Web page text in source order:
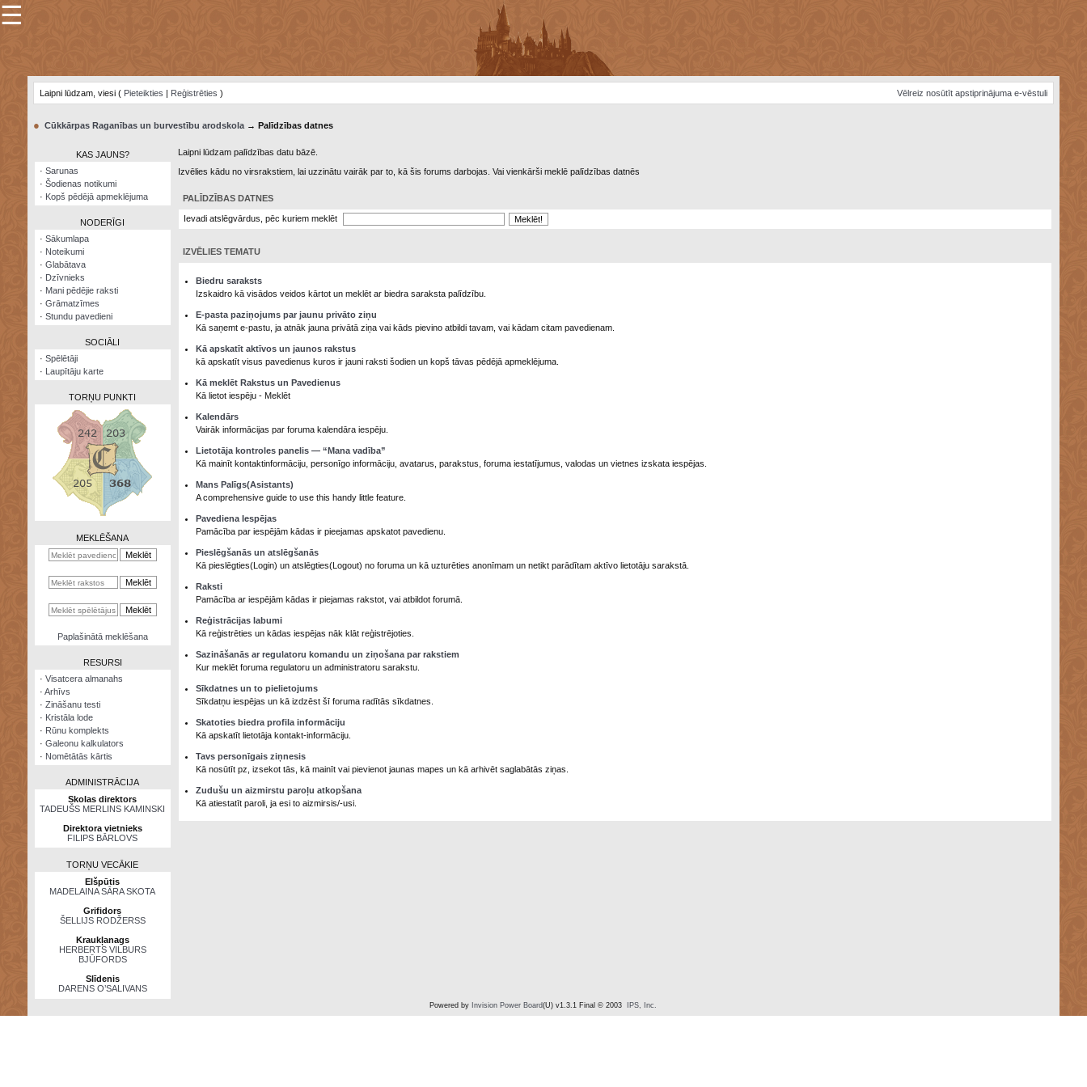
×
Šodienas
Visatcera
almanahs
kalkulators
☰
Laipni lūdzam, viesi ( Pieteikties | Reģistrēties ) Vēlreiz nosūtīt apstiprinājuma e-vēstuli
● Cūkkārpas Raganības un burvestību arodskola→ Palīdzības datnes
KAS JAUNS?
· Sarunas
· Šodienas notikumi
· Kopš pēdējā apmeklējuma
NODERĪGI
· Sākumlapa
· Noteikumi
· Glabātava
· Dzīvnieks
· Mani pēdējie raksti
· Grāmatzīmes
· Stundu pavedieni
SOCIĀLI
· Spēlētāji
· Laupītāju karte
TORŅU PUNKTI
MEKLĒŠANA
Paplašinātā meklēšana
RESURSI
· Visatcera almanahs
· Arhīvs
· Zināšanu testi
· Kristāla lode
· Rūnu komplekts
· Galeonu kalkulators
· Nomētātās kārtis
ADMINISTRĀCIJA
Skolas direktors
TADEUŠS MERLINS KAMINSKI
Direktora vietnieks
FILIPS BĀRLOVS
TORŅU VECĀKIE
Elšpūtis
MADELAINA SĀRA SKOTA
Grifidors
ŠELLIJS RODŽERSS
Kraukļanags
HERBERTS VILBURS
BJŪFORDS
Slīdenis
DARENS O’SALIVANS
Laipni lūdzam palīdzības datu bāzē.
Izvēlies kādu no virsrakstiem, lai uzzinātu vairāk par to, kā šis forums darbojas. Vai vienkārši meklē palīdzības datnēs
PALĪDZĪBAS DATNES
Ievadi atslēgvārdus, pēc kuriem meklēt
IZVĒLIES TEMATU
Biedru saraksts
Izskaidro kā visādos veidos kārtot un meklēt ar biedra saraksta palīdzību.
E-pasta paziņojums par jaunu privāto ziņu
Kā saņemt e-pastu, ja atnāk jauna privātā ziņa vai kāds pievino atbildi tavam, vai kādam citam pavedienam.
Kā apskatīt aktīvos un jaunos rakstus
kā apskatīt visus pavedienus kuros ir jauni raksti šodien un kopš tāvas pēdējā apmeklējuma.
Kā meklēt Rakstus un Pavedienus
Kā lietot iespēju - Meklēt
Kalendārs
Vairāk informācijas par foruma kalendāra iespēju.
Lietotāja kontroles panelis — “Mana vadība”
Kā mainīt kontaktinformāciju, personīgo informāciju, avatarus, parakstus, foruma iestatījumus, valodas un vietnes izskata iespējas.
Mans Palīgs(Asistants)
A comprehensive guide to use this handy little feature.
Pavediena Iespējas
Pamācība par iespējām kādas ir pieejamas apskatot pavedienu.
Pieslēgšanās un atslēgšanās
Kā pieslēgties(Login) un atslēgties(Logout) no foruma un kā uzturēties anonīmam un netikt parādītam aktīvo lietotāju sarakstā.
Raksti
Pamācība ar iespējām kādas ir piejamas rakstot, vai atbildot forumā.
Reģistrācijas labumi
Kā reģistrēties un kādas iespējas nāk klāt reģistrējoties.
Sazināšanās ar regulatoru komandu un ziņošana par rakstiem
Kur meklēt foruma regulatoru un administratoru sarakstu.
Sīkdatnes un to pielietojums
Sīkdatņu iespējas un kā izdzēst šī foruma radītās sīkdatnes.
Skatoties biedra profila informāciju
Kā apskatīt lietotāja kontakt-informāciju.
Tavs personīgais ziņnesis
Kā nosūtīt pz, izsekot tās, kā mainīt vai pievienot jaunas mapes un kā arhivēt saglabātās ziņas.
Zudušu un aizmirstu paroļu atkopšana
Kā atiestatīt paroli, ja esi to aizmirsis/-usi.
Powered by Invision Power Board(U) v1.3.1 Final © 2003 IPS, Inc.